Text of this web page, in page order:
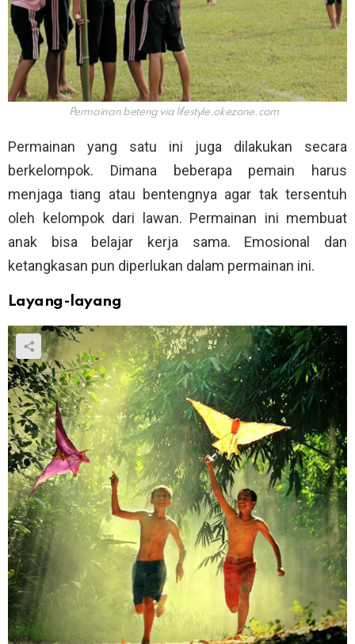
Permainan beteng via lifestyle.okezone.com
Permainan yang satu ini juga dilakukan secara
berkelompok. Dimana beberapa pemain harus
menjaga tiang atau bentengnya agar tak tersentuh
oleh kelompok dari lawan. Permainan ini membuat
anak bisa belajar kerja sama. Emosional dan
ketangkasan pun diperlukan dalam permainan ini.
Layang-layang